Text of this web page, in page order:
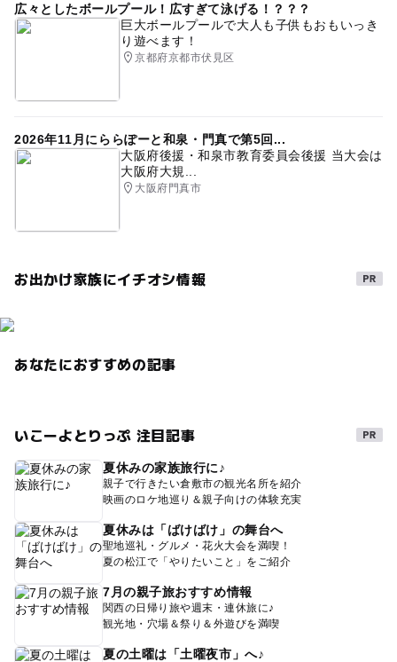
広々としたボールプール！広すぎて泳げる！？？？
巨大ボールプールで大人も子供もおもいっき
り遊べます！
京都府京都市伏見区
2026年11月にららぽーと和泉・門真で第5回...
大阪府後援・和泉市教育委員会後援 当大会は
大阪府大規...
大阪府門真市
お出かけ家族にイチオシ情報
あなたにおすすめの記事
いこーよとりっぷ 注目記事
夏休みの家族旅行に♪
親子で行きたい倉敷市の観光名所を紹介
映画のロケ地巡り＆親子向けの体験充実
夏休みは「ばけばけ」の舞台へ
聖地巡礼・グルメ・花火大会を満喫！
夏の松江で「やりたいこと」をご紹介
7月の親子旅おすすめ情報
関西の日帰り旅や週末・連休旅に♪
観光地・穴場＆祭り＆外遊びを満喫
夏の土曜は「土曜夜市」へ♪